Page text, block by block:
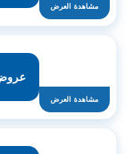
مشاهدة العرض
مشاهدة العرض
عروض